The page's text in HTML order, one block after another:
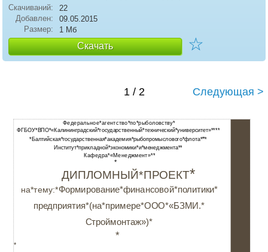
Скачиваний:
22
Добавлен:
09.05.2015
Размер:
1 Мб
Скачать ☆
1 / 2 Следующая >
Федеральное*агентство*по*рыболовству*
ФГБОУ*ВПО*«Калининградский*государственный*технический*университет»****
*Балтийская*государственная*академия*рыбопромыслового*флота*"*
Институт*прикладной*экономики*и*менеджмента**
Кафедра*«Менеджмент»**
*
ДИПЛОМНЫЙ*ПРОЕКТ*
на*тему:*Формирование*финансовой*политики*
предприятия*(на*примере*ООО*«БЗМИ.*
Строймонтаж»)*
*
*